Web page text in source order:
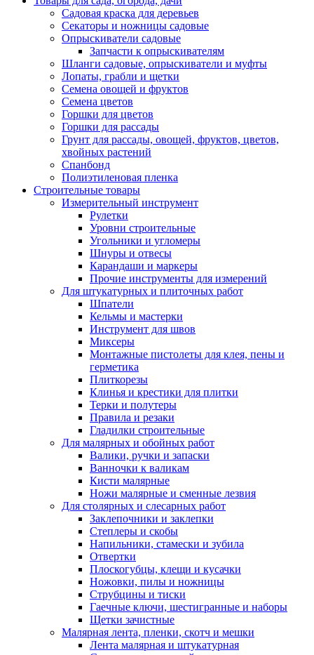
Садовая краска для деревьев
Секаторы и ножницы садовые
Опрыскиватели садовые
Запчасти к опрыскивателям
Шланги садовые, опрыскиватели и муфты
Лопаты, грабли и щетки
Семена овощей и фруктов
Семена цветов
Горшки для цветов
Горшки для рассады
Грунт для рассады, овощей, фруктов, цветов,
хвойных растений
Спанбонд
Полиэтиленовая пленка
Строительные товары
Измерительный инструмент
Рулетки
Уровни строительные
Угольники и угломеры
Шнуры и отвесы
Карандаши и маркеры
Прочие инструменты для измерений
Для штукатурных и плиточных работ
Шпатели
Кельмы и мастерки
Инструмент для швов
Миксеры
Монтажные пистолеты для клея, пены и
герметика
Плиткорезы
Клинья и крестики для плитки
Терки и полутеры
Правила и резаки
Гладилки строительные
Для малярных и обойных работ
Валики, ручки и запаски
Ванночки к валикам
Кисти малярные
Ножи малярные и сменные лезвия
Для столярных и слесарных работ
Заклепочники и заклепки
Степлеры и скобы
Напильники, стамески и зубила
Отвертки
Плоскогубцы, клещи и кусачки
Ножовки, пилы и ножницы
Струбцины и тиски
Гаечные ключи, шестигранные и наборы
Щетки зачистные
Малярная лента, пленки, скотч и мешки
Лента малярная и штукатурная